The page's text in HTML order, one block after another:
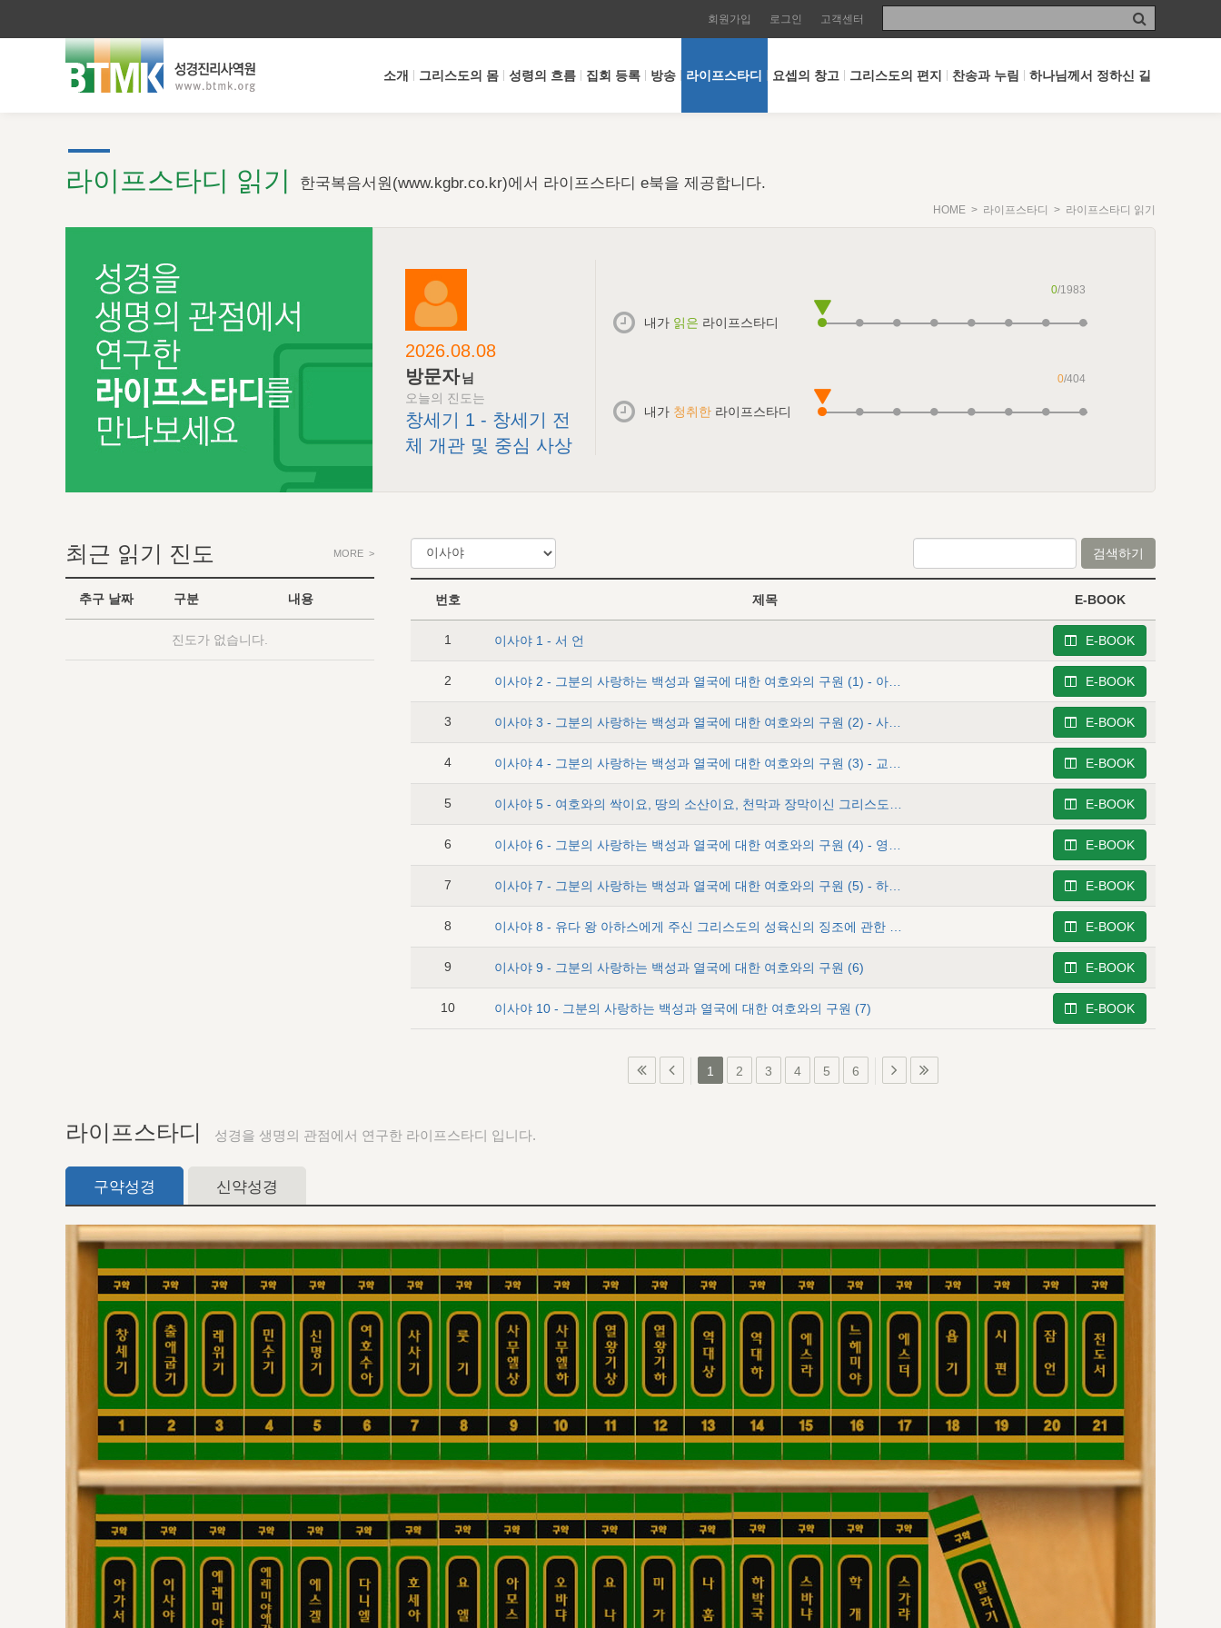
회원가입 로그인 고객센터
소개 그리스도의 몸 성령의 흐름 집회 등록 방송 라이프스타디 요셉의 창고 그리스도의 편지 찬송과 누림 하나님께서 정하신 길
라이프스타디 읽기 한국복음서원(www.kgbr.co.kr)에서 라이프스타디 e북을 제공합니다.
HOME > 라이프스타디 > 라이프스타디 읽기
2026.08.08
방문자님
오늘의 진도는
창세기 1 - 창세기 전
체 개관 및 중심 사상
내가 읽은 라이프스타디
0/1983
내가 청취한 라이프스타디
0/404
최근 읽기 진도 MORE >
추구 날짜 구분 내용
진도가 없습니다.
검색하기
번호 제목 E-BOOK
1 이사야 1 - 서 언 E-BOOK
2 E-BOOK
3 E-BOOK
4 E-BOOK
5 E-BOOK
6 E-BOOK
7 E-BOOK
8 E-BOOK
9 이사야 9 - 그분의 사랑하는 백성과 열국에 대한 여호와의 구원 (6) E-BOOK
10 이사야 10 - 그분의 사랑하는 백성과 열국에 대한 여호와의 구원 (7) E-BOOK
1 2 3 4 5 6
라이프스타디 성경을 생명의 관점에서 연구한 라이프스타디 입니다.
구약성경 신약성경